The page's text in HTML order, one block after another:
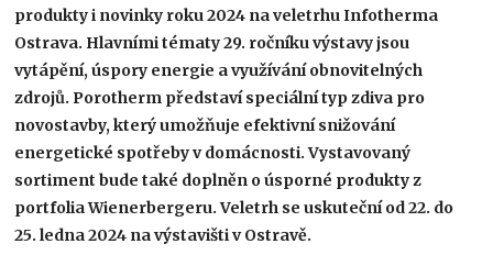
produkty i novinky roku 2024 na veletrhu Infotherma
Ostrava. Hlavními tématy 29. ročníku výstavy jsou
vytápění, úspory energie a využívání obnovitelných
zdrojů. Porotherm představí speciální typ zdiva pro
novostavby, který umožňuje efektivní snižování
energetické spotřeby v domácnosti. Vystavovaný
sortiment bude také doplněn o úsporné produkty z
portfolia Wienerbergeru. Veletrh se uskuteční od 22. do
25. ledna 2024 na výstavišti v Ostravě.